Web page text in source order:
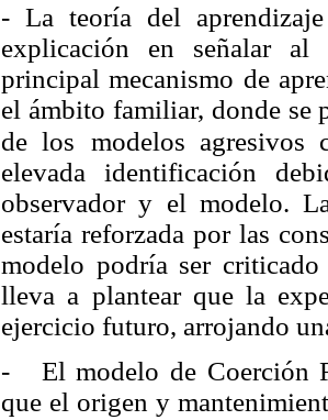
- La teoría del
explicación en señalar al
principal mecanismo de
el ámbito familiar, donde se
de los modelos agresivos
elevada identificación
observador y el modelo.
estaría reforzada por las
modelo podría ser
lleva a plantear que la
ejercicio futuro, arrojando
- El modelo de Coerción
que el origen y